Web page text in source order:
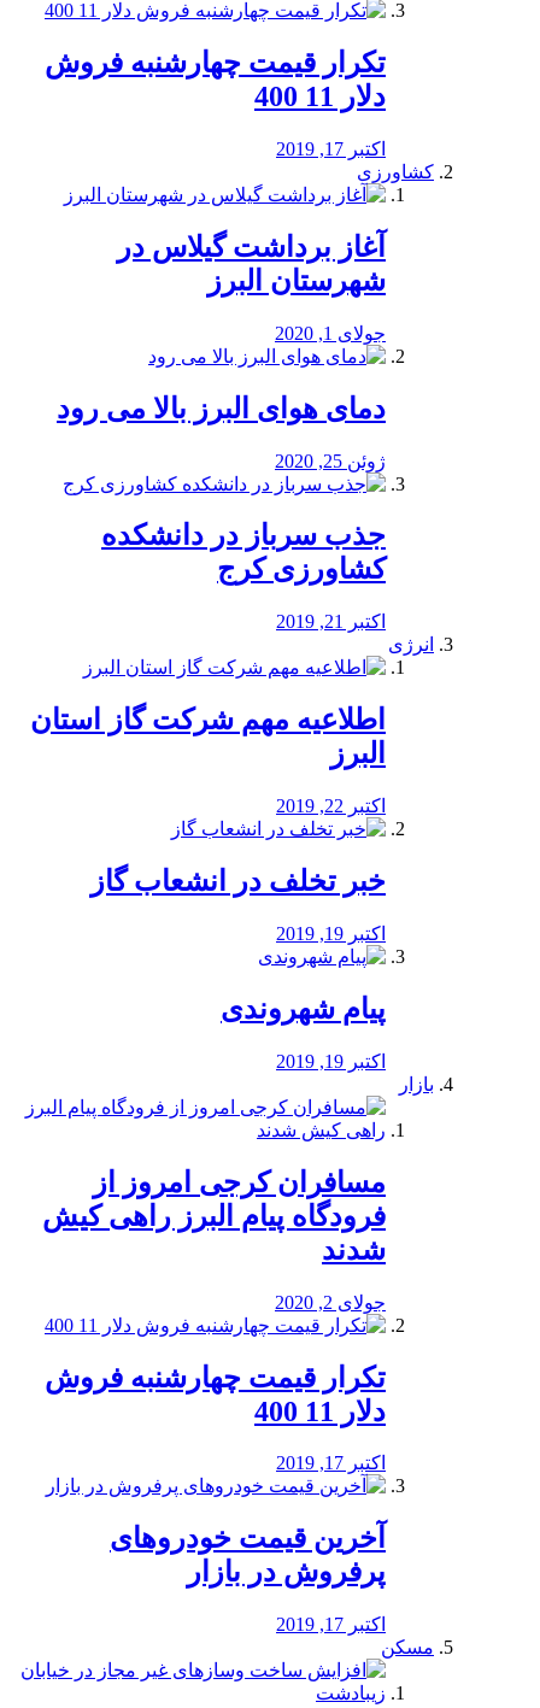
تکرار قیمت چهارشنبه فروش
دلار 11 400
اکتبر 17, 2019
کشاورزی
آغاز برداشت گیلاس در
شهرستان البرز
جولای 1, 2020
دمای هوای البرز بالا می رود
ژوئن 25, 2020
جذب سرباز در دانشکده
کشاورزی کرج
اکتبر 21, 2019
انرژی
️اطلاعیه مهم شرکت گاز استان
البرز
اکتبر 22, 2019
خبر تخلف در انشعاب گاز
اکتبر 19, 2019
پیام شهروندی
اکتبر 19, 2019
بازار
مسافران کرجی امروز از
فرودگاه پیام البرز راهی کیش
شدند
جولای 2, 2020
تکرار قیمت چهارشنبه فروش
دلار 11 400
اکتبر 17, 2019
آخرین قیمت خودرو‌های
پرفروش در بازار
اکتبر 17, 2019
مسکن